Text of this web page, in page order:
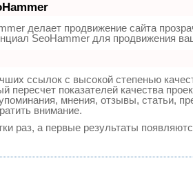
делает продвижение сайта
SeoHammer для продвижения
ссылок с высокой степенью
показателей качества
мнения, отзывы, статьи,
внимание.
раз, а первые результаты